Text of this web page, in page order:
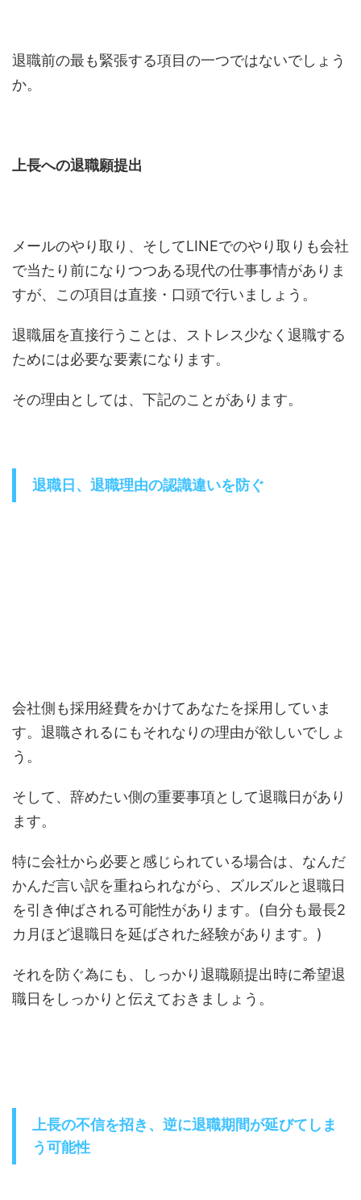
退職前の最も緊張する項目の一つではないでしょう
か。
上長への退職願提出
メールのやり取り、そしてLINEでのやり取りも会社
で当たり前になりつつある現代の仕事事情がありま
すが、この項目は直接・口頭で行いましょう。
退職届を直接行うことは、ストレス少なく退職する
ためには必要な要素になります。
その理由としては、下記のことがあります。
退職日、退職理由の認識違いを防ぐ
会社側も採用経費をかけてあなたを採用していま
す。退職されるにもそれなりの理由が欲しいでしょ
う。
そして、辞めたい側の重要事項として退職日があり
ます。
特に会社から必要と感じられている場合は、なんだ
かんだ言い訳を重ねられながら、ズルズルと退職日
を引き伸ばされる可能性があります。(自分も最長2
カ月ほど退職日を延ばされた経験があります。)
それを防ぐ為にも、しっかり退職願提出時に希望退
職日をしっかりと伝えておきましょう。
上長の不信を招き、逆に退職期間が延びてしま
う可能性